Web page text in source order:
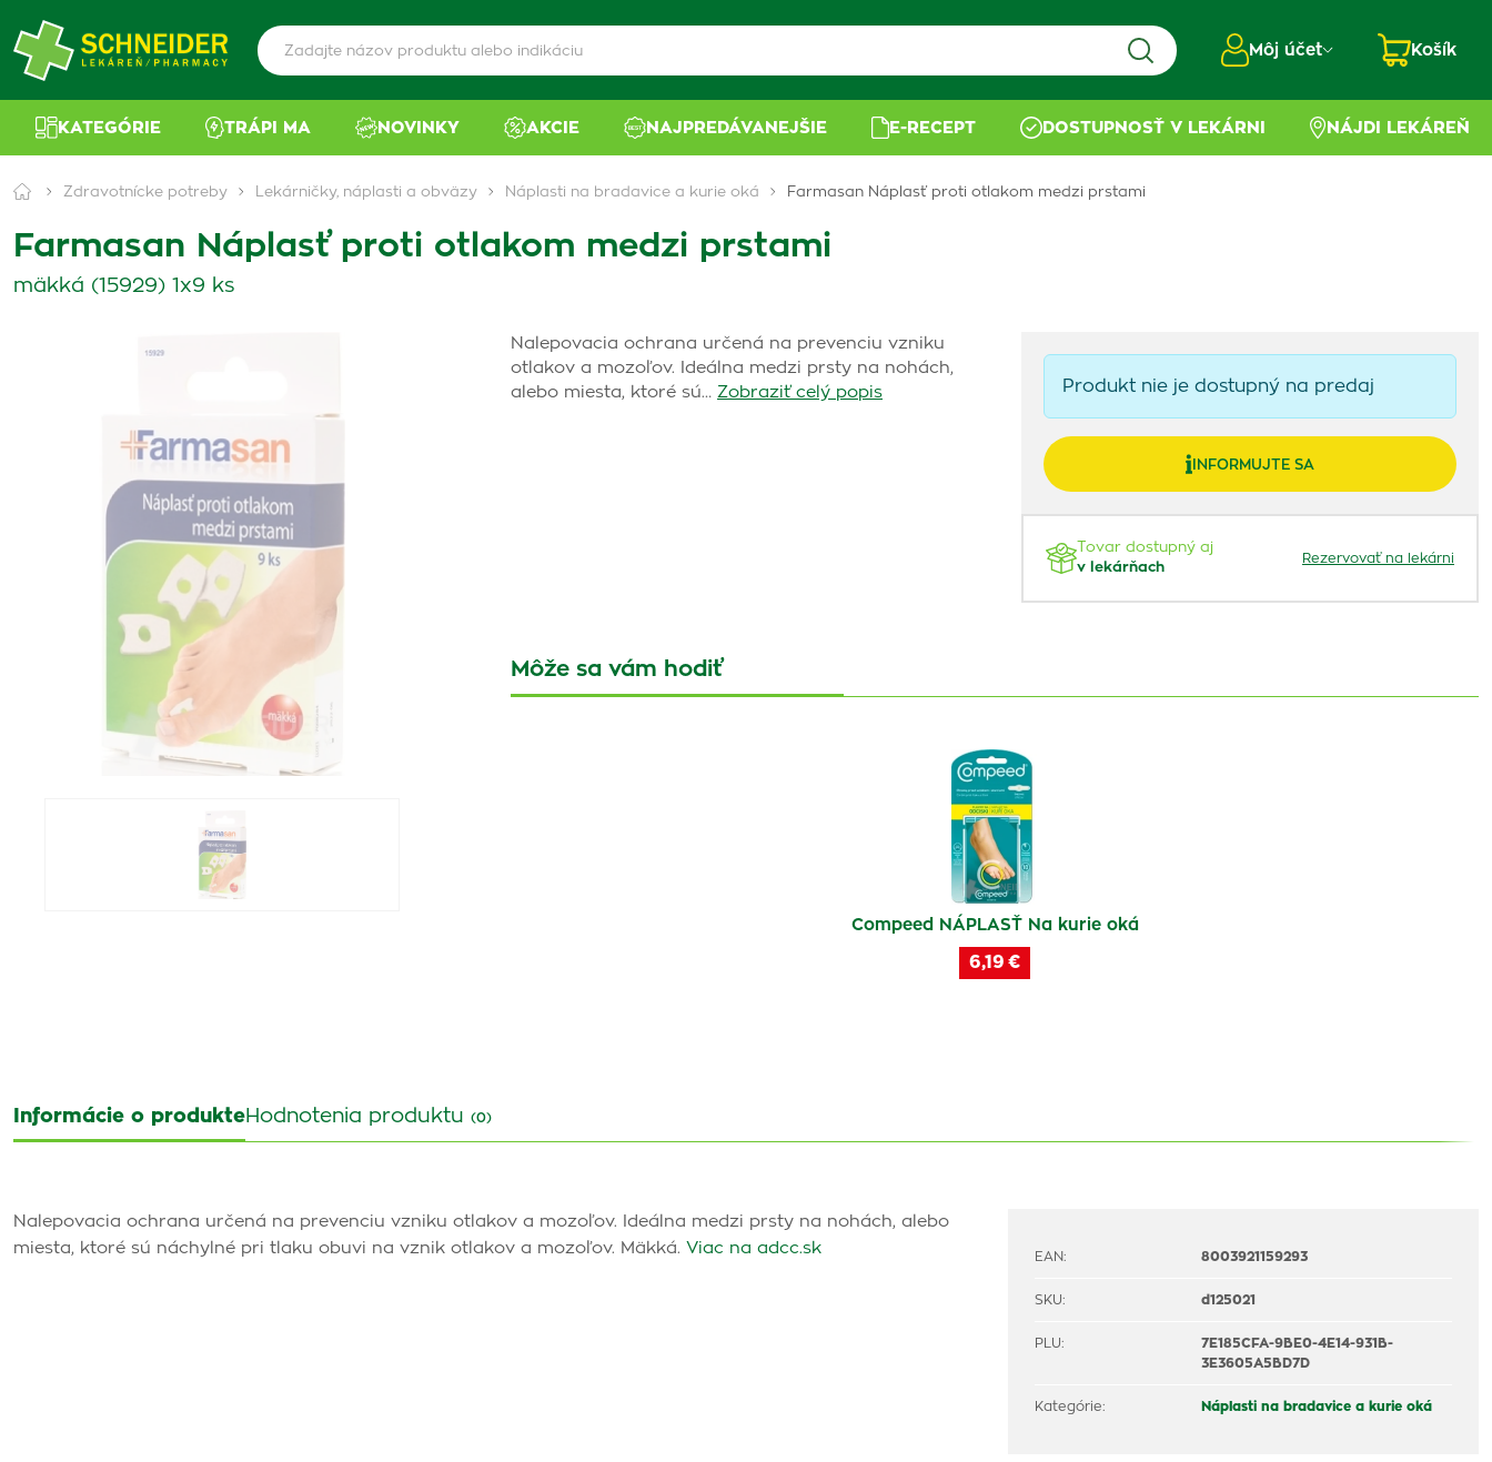
Môj účet Košík
KATEGÓRIE TRÁPI MA NOVINKY AKCIE NAJPREDÁVANEJŠIE E-RECEPT DOSTUPNOSŤ V LEKÁRNI NÁJDI LEKÁREŇ
Zdravotnícke potreby Lekárničky, náplasti a obväzy Náplasti na bradavice a kurie oká Farmasan Náplasť proti otlakom medzi prstami
Farmasan Náplasť proti otlakom medzi prstami
mäkká (15929) 1x9 ks
Nalepovacia ochrana určená na prevenciu vzniku
otlakov a mozoľov. Ideálna medzi prsty na nohách,
alebo miesta, ktoré sú… Zobraziť celý popis Produkt nie je dostupný na predaj
INFORMUJTE SA
Tovar dostupný aj
v lekárňach
Rezervovať na lekárni
Môže sa vám hodiť
Compeed NÁPLASŤ Na kurie oká
6,19 €
Informácie o produkteHodnotenia produktu (0)
Nalepovacia ochrana určená na prevenciu vzniku otlakov a mozoľov. Ideálna medzi prsty na nohách, alebo
miesta, ktoré sú náchylné pri tlaku obuvi na vznik otlakov a mozoľov. Mäkká. Viac na adcc.sk EAN: 8003921159293
SKU: d125021
PLU:
7E185CFA-9BE0-4E14-931B-
3E3605A5BD7D
Kategórie: Náplasti na bradavice a kurie oká